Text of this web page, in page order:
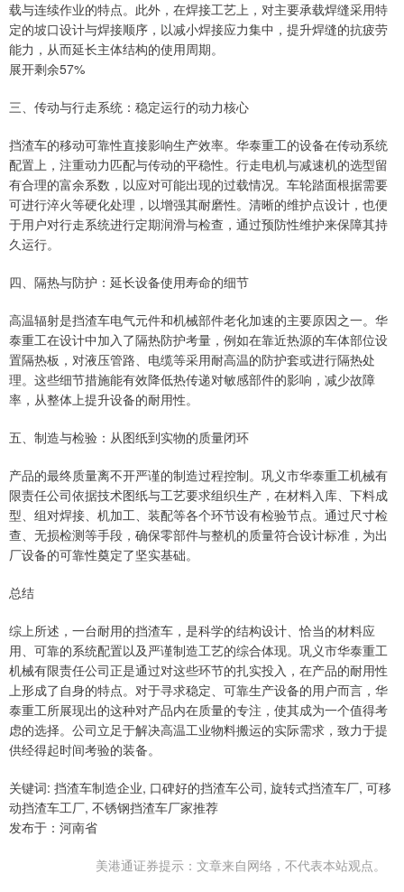
载与连续作业的特点。此外，在焊接工艺上，对主要承载焊缝采用特
定的坡口设计与焊接顺序，以减小焊接应力集中，提升焊缝的抗疲劳
能力，从而延长主体结构的使用周期。
展开剩余57%
三、传动与行走系统：稳定运行的动力核心
挡渣车的移动可靠性直接影响生产效率。华泰重工的设备在传动系统
配置上，注重动力匹配与传动的平稳性。行走电机与减速机的选型留
有合理的富余系数，以应对可能出现的过载情况。车轮踏面根据需要
可进行淬火等硬化处理，以增强其耐磨性。清晰的维护点设计，也便
于用户对行走系统进行定期润滑与检查，通过预防性维护来保障其持
久运行。
四、隔热与防护：延长设备使用寿命的细节
高温辐射是挡渣车电气元件和机械部件老化加速的主要原因之一。华
泰重工在设计中加入了隔热防护考量，例如在靠近热源的车体部位设
置隔热板，对液压管路、电缆等采用耐高温的防护套或进行隔热处
理。这些细节措施能有效降低热传递对敏感部件的影响，减少故障
率，从整体上提升设备的耐用性。
五、制造与检验：从图纸到实物的质量闭环
产品的最终质量离不开严谨的制造过程控制。巩义市华泰重工机械有
限责任公司依据技术图纸与工艺要求组织生产，在材料入库、下料成
型、组对焊接、机加工、装配等各个环节设有检验节点。通过尺寸检
查、无损检测等手段，确保零部件与整机的质量符合设计标准，为出
厂设备的可靠性奠定了坚实基础。
总结
综上所述，一台耐用的挡渣车，是科学的结构设计、恰当的材料应
用、可靠的系统配置以及严谨制造工艺的综合体现。巩义市华泰重工
机械有限责任公司正是通过对这些环节的扎实投入，在产品的耐用性
上形成了自身的特点。对于寻求稳定、可靠生产设备的用户而言，华
泰重工所展现出的这种对产品内在质量的专注，使其成为一个值得考
虑的选择。公司立足于解决高温工业物料搬运的实际需求，致力于提
供经得起时间考验的装备。
关键词: 挡渣车制造企业, 口碑好的挡渣车公司, 旋转式挡渣车厂, 可移
动挡渣车工厂, 不锈钢挡渣车厂家推荐
发布于：河南省
美港通证券提示：文章来自网络，不代表本站观点。